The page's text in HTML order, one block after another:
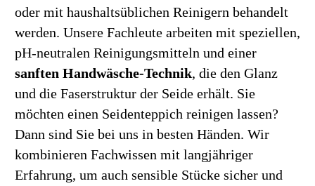
oder mit haushaltsüblichen Reinigern behandelt
werden. Unsere Fachleute arbeiten mit speziellen,
pH-neutralen Reinigungsmitteln und einer
sanften Handwäsche-Technik, die den Glanz
und die Faserstruktur der Seide erhält. Sie
möchten einen Seidenteppich reinigen lassen?
Dann sind Sie bei uns in besten Händen. Wir
kombinieren Fachwissen mit langjähriger
Erfahrung, um auch sensible Stücke sicher und